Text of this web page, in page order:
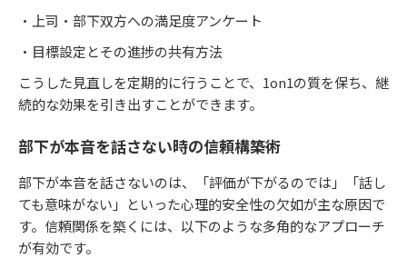
・上司・部下双方への満足度アンケート
・目標設定とその進捗の共有方法
こうした見直しを定期的に行うことで、1on1の質を保ち、継
続的な効果を引き出すことができます。
部下が本音を話さない時の信頼構築術
部下が本音を話さないのは、「評価が下がるのでは」「話し
ても意味がない」といった心理的安全性の欠如が主な原因で
す。信頼関係を築くには、以下のような多角的なアプローチ
が有効です。